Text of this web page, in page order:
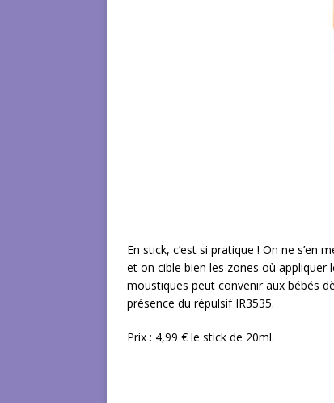
En stick, c’est si pratique ! On ne
et on cible bien les zones où appliquer
moustiques peut convenir aux bébés
présence du répulsif IR3535.
Prix : 4,99 € le stick de 20ml.